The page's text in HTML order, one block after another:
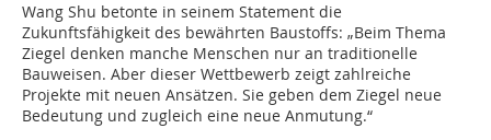
Wang Shu betonte in seinem Statement die
Zukunftsfähigkeit des bewährten Baustoffs: „Beim Thema
Ziegel denken manche Menschen nur an traditionelle
Bauweisen. Aber dieser Wettbewerb zeigt zahlreiche
Projekte mit neuen Ansätzen. Sie geben dem Ziegel neue
Bedeutung und zugleich eine neue Anmutung.“